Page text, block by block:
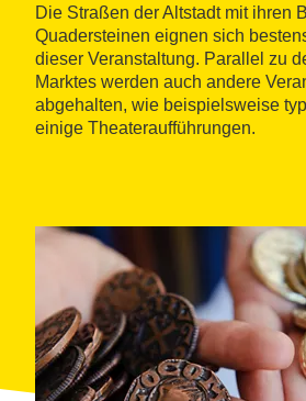
Die Straßen der Altstadt mit ihren
Quadersteinen eignen sich
dieser Veranstaltung. Parallel zu
Marktes werden auch andere
abgehalten, wie beispielsweise
einige Theateraufführungen.